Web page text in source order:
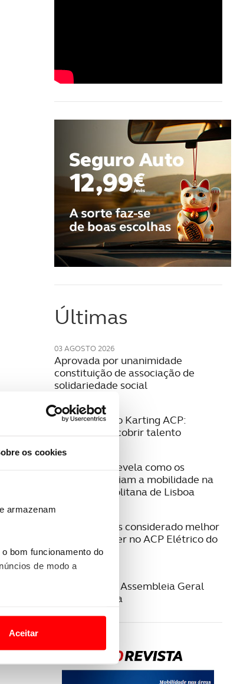
os cookies
armazenam
bom funcionamento do
de modo a
lhe proporcionar
Aceitar
Últimas
03 AGOSTO 2026
Aprovada por unanimidade
constituição de associação de
solidariedade social
28 JULHO 2026
27.ª Formação Karting ACP:
Formar e descobrir talento
08 JULHO 2026
Estudo ACP revela como os
cidadãos avaliam a mobilidade na
Área Metropolitana de Lisboa
23 JUNHO 2026
Jeep Compass considerado melhor
SUV/Crossover no ACP Elétrico do
Ano 2026
Convocatória Assembleia Geral
Extraordinária